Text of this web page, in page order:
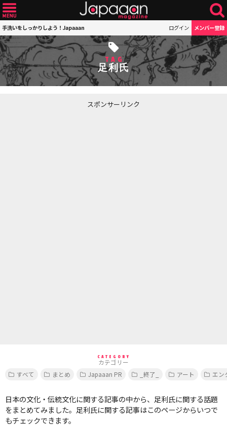
手洗いをしっかりしよう！Japaaan ログイン メンバー登録
TAG
足利氏
スポンサーリンク
CATEGORY
カテゴリー
すべて
まとめ Japaaan PR _終了_ アート エン
日本の文化・伝統文化に関する記事の中から、足利氏に関する話題
をまとめてみました。足利氏に関する記事はこのページからいつで
もチェックできます。